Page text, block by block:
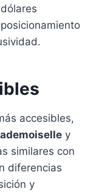
accesibles,
y
similares con
diferencias
y